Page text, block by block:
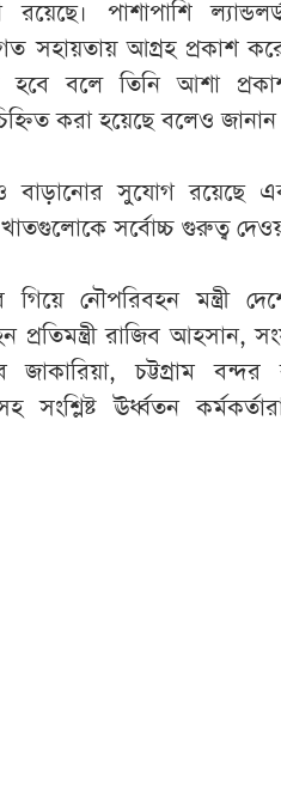
পাশাপাশি
সহায়তায় আগ্রহ প্রকাশ
হবে বলে তিনি আশা
করা হয়েছে বলেও জানান
বাড়ানোর সুযোগ রয়েছে
সর্বোচ্চ গুরুত্ব
নৌপরিবহন মন্ত্রী
রাজিব আহসান,
চট্টগ্রাম বন্দর
সংশ্লিষ্ট ঊর্ধ্বতন